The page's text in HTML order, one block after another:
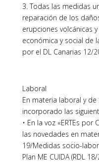
3. Todas las medidas
reparación de los
erupciones volcánicas
económica y social de
por el DL Canarias 12/
Laboral
En materia laboral y de
incorporado las
• En la voz «ERTEs
las novedades en
19/Medidas socio-
Plan ME CUIDA (RDL